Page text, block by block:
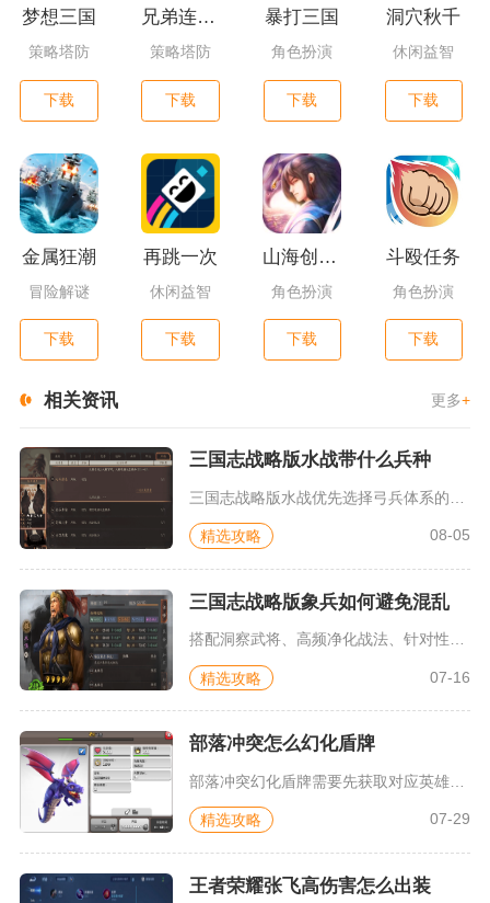
梦想三国
策略塔防
下载
兄弟连3：战争之子
策略塔防
下载
暴打三国
角色扮演
下载
洞穴秋千
休闲益智
下载
金属狂潮
冒险解谜
下载
再跳一次
休闲益智
下载
山海创世录一剑天逆
角色扮演
下载
斗殴任务
角色扮演
下载
相关资讯 更多+
三国志战略版水战带什么兵种
精选攻略 08-05
三国志战略版象兵如何避免混乱
精选攻略 07-16
部落冲突怎么幻化盾牌
部落冲突幻化盾牌需要先获取对应英雄盾牌外观皮肤，选中持盾英雄...
精选攻略 07-29
王者荣耀张飞高伤害怎么出装